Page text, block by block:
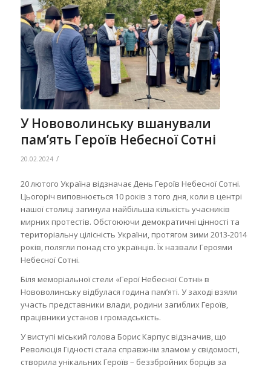
У Нововолинську вшанували
пам’ять Героїв Небесної Сотні
20.02.2024 /
20 лютого Україна відзначає День Героїв Небесної Сотні.
Цьогоріч виповнюється 10 років з того дня, коли в центрі
нашої столиці загинула найбільша кількість учасників
мирних протестів. Обстоюючи демократичні цінності та
територіальну цілісність України, протягом зими 2013-2014
років, полягли понад сто українців. Їх назвали Героями
Небесної Сотні.
Біля меморіальної стели «Герої Небесної Сотні» в
Нововолинську відбулася година пам’яті. У заході взяли
участь представники влади, родини загиблих Героїв,
працівники установ і громадськість.
У виступі міський голова Борис Карпус відзначив, що
Революція Гідності стала справжнім зламом у свідомості,
створила унікальних Героїв – беззбройних борців за